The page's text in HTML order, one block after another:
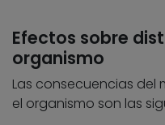
Efectos sobre
organismo
Las consecuencias del
el organismo son las